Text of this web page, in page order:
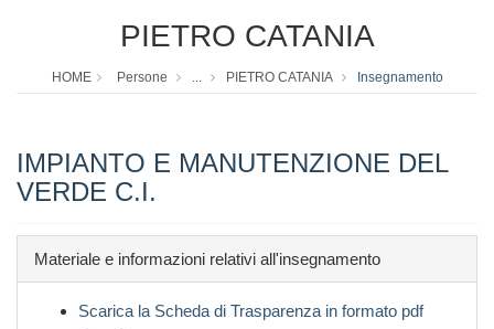
PIETRO CATANIA
HOME Persone ... PIETRO CATANIA Insegnamento
IMPIANTO E MANUTENZIONE DEL
VERDE C.I.
Materiale e informazioni relativi all'insegnamento
Scarica la Scheda di Trasparenza in formato pdf